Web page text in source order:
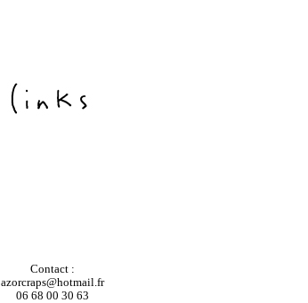
Contact :
azorcraps@hotmail.fr
06 68 00 30 63